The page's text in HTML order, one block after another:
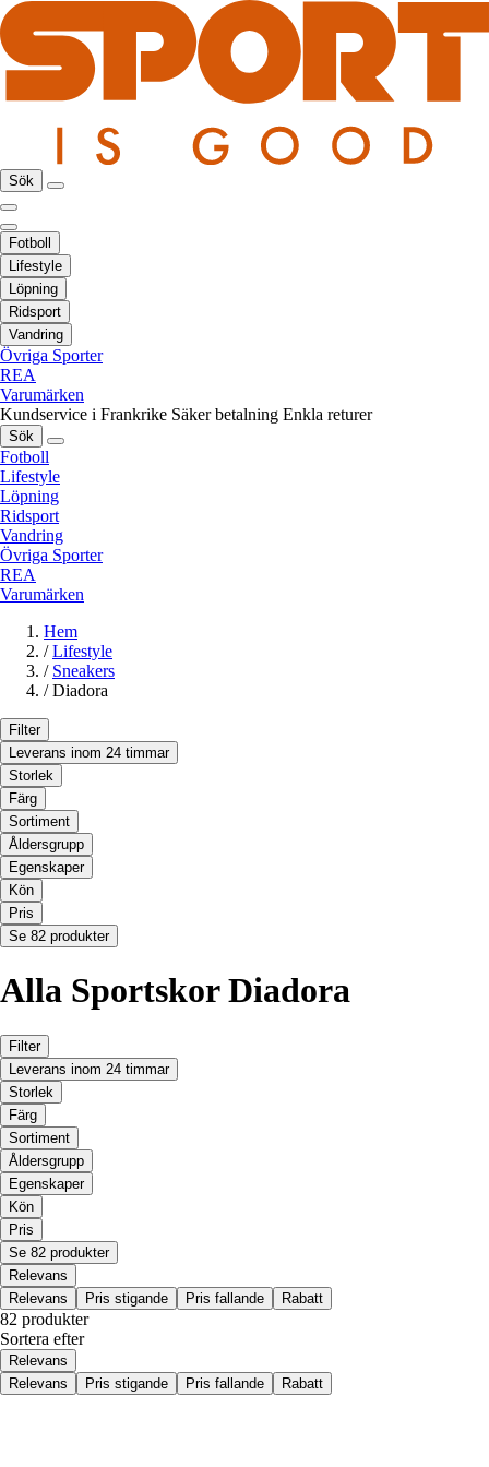
Sök
Fotboll
Lifestyle
Löpning
Ridsport
Vandring
Övriga Sporter
REA
Varumärken
Kundservice i Frankrike Säker betalning Enkla returer
Sök
Fotboll
Lifestyle
Löpning
Ridsport
Vandring
Övriga Sporter
REA
Varumärken
Hem
/ Lifestyle
/ Sneakers
/ Diadora
Filter
Leverans inom 24 timmar
Storlek
Färg
Sortiment
Åldersgrupp
Egenskaper
Kön
Pris
Se 82 produkter
Alla Sportskor Diadora
Filter
Leverans inom 24 timmar
Storlek
Färg
Sortiment
Åldersgrupp
Egenskaper
Kön
Pris
Se 82 produkter
Relevans
Relevans
Pris stigande Pris fallande Rabatt
82 produkter
Sortera efter
Relevans
Relevans
Pris stigande Pris fallande Rabatt